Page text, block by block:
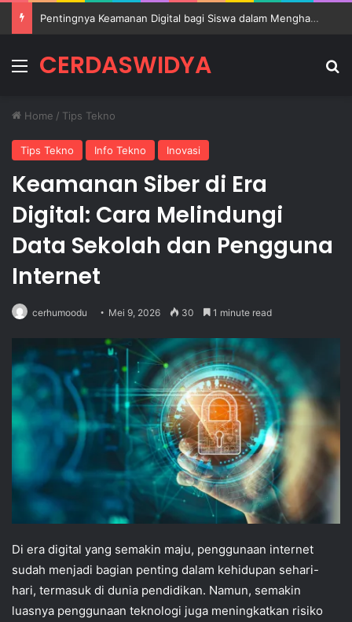
Transformasi Teknologi Pendidikan untuk Menciptakan Sekolah Digital yang Inovatif
MenuCERDASWIDYA
Home / Tips Tekno
Tips Tekno Info Tekno Inovasi
Keamanan Siber di Era
Digital: Cara Melindungi
Data Sekolah dan Pengguna
Internet
cerhumoodu Mei 9, 2026 30 1 minute read
Di era digital yang semakin maju, penggunaan internet
sudah menjadi bagian penting dalam kehidupan sehari-
hari, termasuk di dunia pendidikan. Namun, semakin
luasnya penggunaan teknologi juga meningkatkan risiko